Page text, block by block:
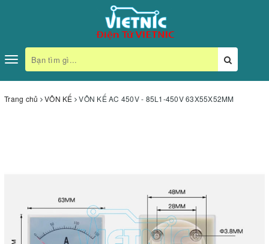
Toggle
navigation
Trang chủ VÔN KẾ VÔN KẾ AC 450V - 85L1-450V 63X55X52MM